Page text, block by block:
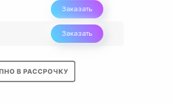
Заказать
Заказать